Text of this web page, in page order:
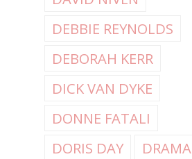
DEBBIE REYNOLDS
DEBORAH KERR
DICK VAN DYKE
DONNE FATALI
DORIS DAY
DRAMA